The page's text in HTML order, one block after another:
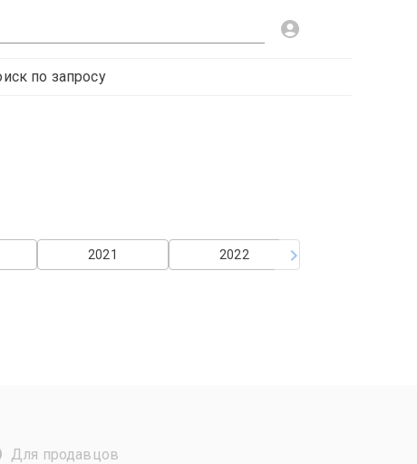
по запросу
2022
2021
Для продавцов